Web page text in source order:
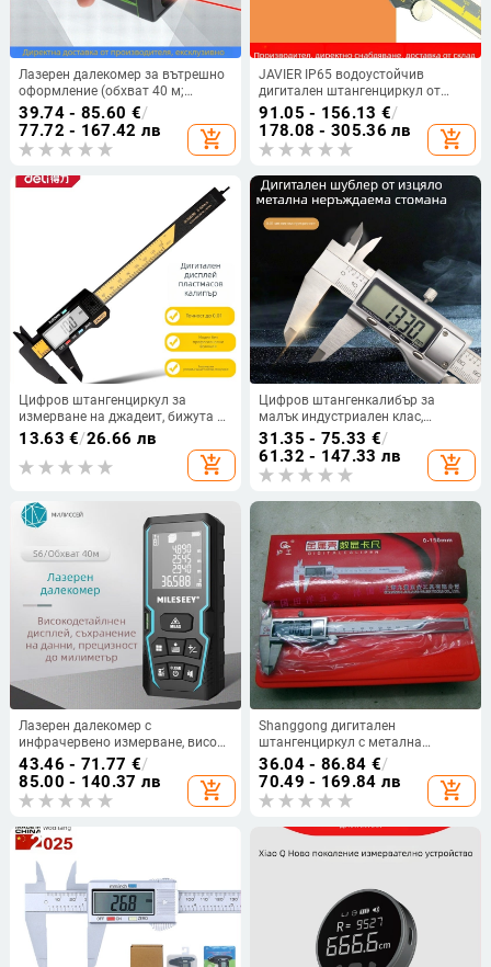
Лазерен далекомер за вътрешно
оформление (обхват 40 м;
инфрачервен сензор; електронно
измерване; серия OQ)
39.74 - 85.60 €/
77.72 - 167.42 лв
add_shopping_cart
JAVIER IP65 водоустойчив
дигитален штангенциркул от
неръждаема стомана, цифров
дисплей, диапазон 0-150/200/300
мм, разделение 0,005 мм
91.05 - 156.13 €/
178.08 - 305.36 лв
add_shopping_cart
Цифров штангенциркул за
измерване на джадеит, бижута и
гривни, висока прецизност
(Марка: Effective; Тип: цифров
штангенциркул; Приложение:
13.63 €/26.66 лв
add_shopping_cart
Цифров штангенкалибър за
малък индустриален клас,
резолюция 0,01 мм, неръждаема
стомана, обхват 0–150 мм,
електронен дълбочиномер
31.35 - 75.33 €/
61.32 - 147.33 лв
add_shopping_cart
Лазерен далекомер с
инфрачервено измерване, висока
прецизност, водоустойчив и
ръчен инструмент (Марка
Magnification; Тип: лазерен
далекомер; Максимална памет:
30)
43.46 - 71.77 €/
85.00 - 140.37 лв
add_shopping_cart
Shanggong дигитален
штангенциркул с метална
обвивка, диапазон 0-150/200/300
мм
36.04 - 86.84 €/
70.49 - 169.84 лв
add_shopping_cart